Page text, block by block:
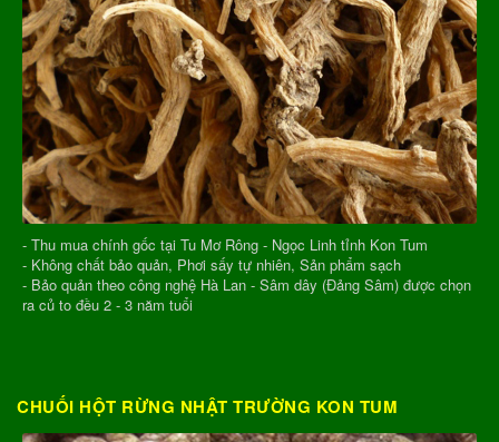
- Thu mua chính gốc tại Tu Mơ Rông - Ngọc Linh tỉnh Kon Tum
- Không chất bảo quản, Phơi sấy tự nhiên, Sản phẩm sạch
- Bảo quản theo công nghệ Hà Lan - Sâm dây (Đảng Sâm) được chọn
ra củ to đều 2 - 3 năm tuổi
CHUỐI HỘT RỪNG NHẬT TRƯỜNG KON TUM